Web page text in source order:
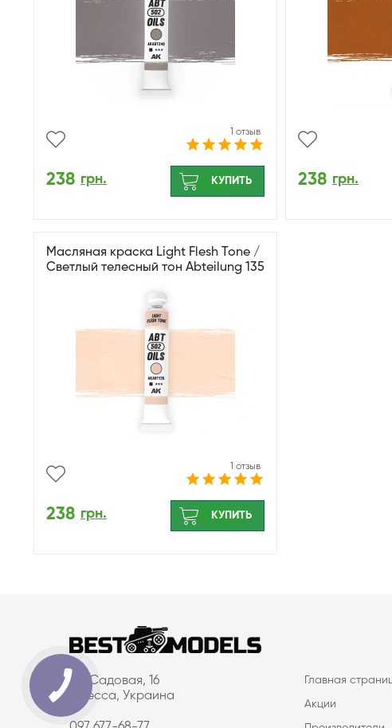
1 отзыв
238 грн. КУПИТЬ 238 грн.
Масляная краска Light Flesh Tone /
Светлый телесный тон Abteilung 135
1 отзыв
238 грн. КУПИТЬ
ул. Садовая, 16
Одесса, Украина
Главная
Акции